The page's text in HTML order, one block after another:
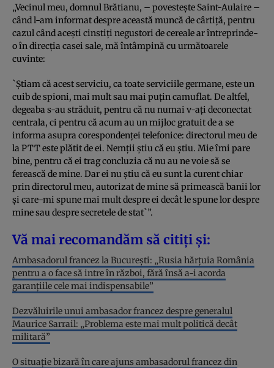
„Vecinul meu, domnul Brătianu, – povestește Saint-Aulaire –
când l-am informat despre această muncă de cârtiță, pentru
cazul când acești cinstiți negustori de cereale ar întreprinde-
o în direcția casei sale, mă întâmpină cu următoarele
cuvinte:
`Ştiam că acest serviciu, ca toate serviciile germane, este un
cuib de spioni, mai mult sau mai puţin camuflat. De altfel,
degeaba s-au străduit, pentru că nu numai v-aţi deconectat
centrala, ci pentru că acum au un mijloc gratuit de a se
informa asupra corespondenței telefonice: directorul meu de
la PTT este plătit de ei. Nemții știu că eu știu. Mie îmi pare
bine, pentru că ei trag concluzia că nu au ne voie să se
ferească de mine. Dar ei nu știu că eu sunt la curent chiar
prin directorul meu, autorizat de mine să primească banii lor
şi care-mi spune mai mult despre ei decât le spune lor despre
mine sau despre secretele de stat`”.
Vă mai recomandăm să citiți și:
Ambasadorul francez la București: „Rusia hărțuia România
pentru a o face să intre în război, fără însă a-i acorda
garanţiile cele mai indispensabile”
Dezvăluirile unui ambasador francez despre generalul
Maurice Sarrail: „Problema este mai mult politică decât
militară”
O situație bizară în care ajuns ambasadorul francez din